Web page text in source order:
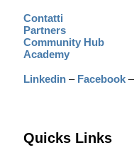
Contatti
Partners
Community Hub
Academy
Linkedin – Facebook –
Quicks Links